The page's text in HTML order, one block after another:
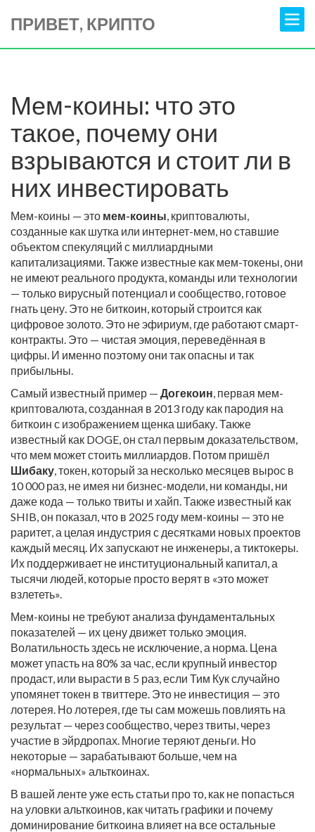
ПРИВЕТ, КРИПТО
Мем-коины: что это
такое, почему они
взрываются и стоит ли в
них инвестировать
Мем-коины — это мем-коины, криптовалюты,
созданные как шутка или интернет-мем, но ставшие
объектом спекуляций с миллиардными
капитализациями. Также известные как мем-токены, они
не имеют реального продукта, команды или технологии
— только вирусный потенциал и сообщество, готовое
гнать цену. Это не биткоин, который строится как
цифровое золото. Это не эфириум, где работают смарт-
контракты. Это — чистая эмоция, переведённая в
цифры. И именно поэтому они так опасны и так
прибыльны.
Самый известный пример — Догекоин, первая мем-
криптовалюта, созданная в 2013 году как пародия на
биткоин с изображением щенка шибаку. Также
известный как DOGE, он стал первым доказательством,
что мем может стоить миллиардов. Потом пришёл
Шибаку,токен, который за несколько месяцев вырос в
10 000 раз, не имея ни бизнес-модели, ни команды, ни
даже кода — только твиты и хайп. Также известный как
SHIB, он показал, что в 2025 году мем-коины — это не
раритет, а целая индустрия с десятками новых проектов
каждый месяц. Их запускают не инженеры, а тиктокеры.
Их поддерживает не институциональный капитал, а
тысячи людей, которые просто верят в «это может
взлететь».
Мем-коины не требуют анализа фундаментальных
показателей — их цену движет только эмоция.
Волатильность здесь не исключение, а норма. Цена
может упасть на 80% за час, если крупный инвестор
продаст, или вырасти в 5 раз, если Тим Кук случайно
упомянет токен в твиттере. Это не инвестиция — это
лотерея. Но лотерея, где ты сам можешь повлиять на
результат — через сообщество, через твиты, через
участие в эйрдропах. Многие теряют деньги. Но
некоторые — зарабатывают больше, чем на
«нормальных» альткоинах.
В вашей ленте уже есть статьи про то, как не попасться
на уловки альткоинов, как читать графики и почему
доминирование биткоина влияет на все остальные